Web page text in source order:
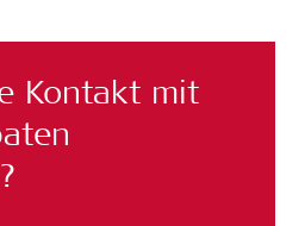
Kontakt mit